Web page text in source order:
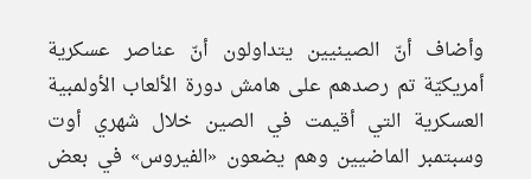
وأضاف أنّ الصينيين يتداولون أنّ عناصر عسكرية
أمريكيّة تم رصدهم على هامش دورة الألعاب الأولمبية
العسكرية التي أقيمت في الصين خلال شهري أوت
وسبتمبر الماضيين وهم يضعون «الفيروس» في بعض